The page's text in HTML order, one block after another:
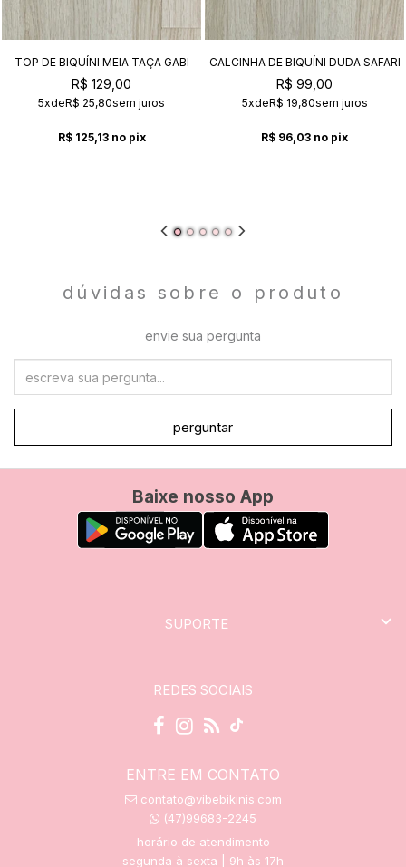
TOP DE BIQUÍNI MEIA TAÇA GABI
SAFARI
R$ 129,00
5xdeR$ 25,80sem juros
R$ 125,13 no pix
CALCINHA DE BIQUÍNI DUDA SAFARI
R$ 99,00
5xdeR$ 19,80sem juros
R$ 96,03 no pix
dúvidas sobre o produto
envie sua pergunta
perguntar
Baixe nosso App
SUPORTE
REDES SOCIAIS
ENTRE EM CONTATO
contato@vibebikinis.com
(47)99683-2245
horário de atendimento
segunda à sexta | 9h às 17h